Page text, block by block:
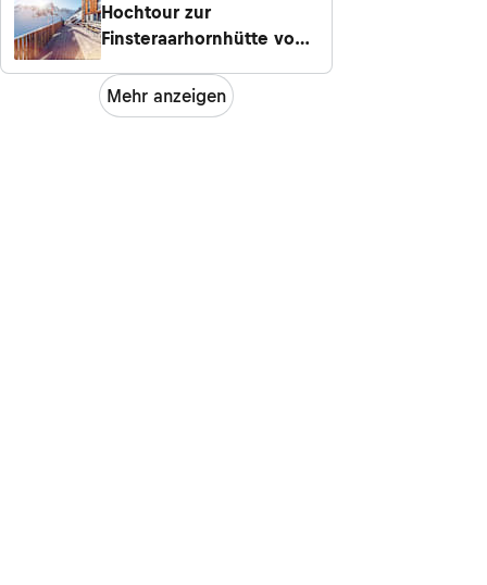
Hochtour zur
Finsteraarhornhütte vom
Konkordiahütte
Mehr anzeigen